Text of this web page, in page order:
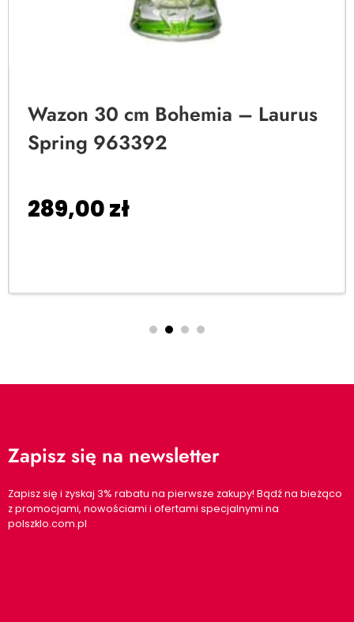
Wazon 30 cm Bohemia – Laurus
Spring 963392
289,00zł
Zapisz się na newsletter
Zapisz się i zyskaj 3% rabatu na pierwsze zakupy! Bądź na bieżąco
z promocjami, nowościami i ofertami specjalnymi na
polszklo.com.pl